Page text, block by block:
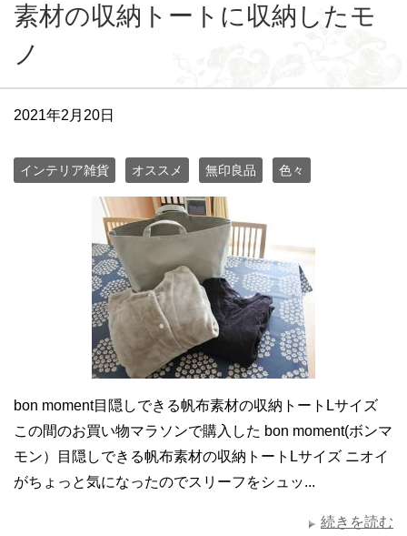
素材の収納トートに収納したモ
ノ
2021年2月20日
インテリア雑貨 オススメ 無印良品 色々
bon moment目隠しできる帆布素材の収納トートLサイズ
この間のお買い物マラソンで購入した bon moment(ボンマ
モン）目隠しできる帆布素材の収納トートLサイズ ニオイ
がちょっと気になったのでスリーフをシュッ...
続きを読む